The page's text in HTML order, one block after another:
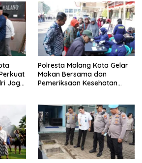
Jaga
Polresta Malang Kota Gelar
Makan Bersama dan
Pemeriksaan Kesehatan